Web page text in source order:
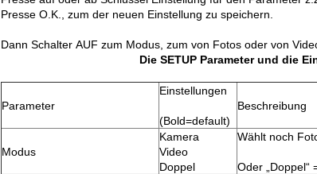
Presse O.K., zum der neuen Einstellung zu speichern.
Dann Schalter AUF zum Modus, zum von Fotos oder von
Die SETUP Parameter und die
Parameter
Einstellungen
(Bold=default)
Beschreibung
Modus
Kamera
Video
Doppel
Wählt noch
Oder „Doppel“